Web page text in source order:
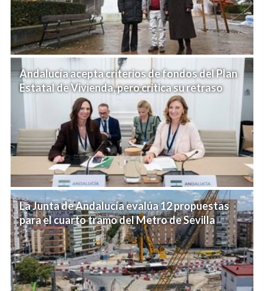
Andalucía acepta criterios de fondos del Plan
Estatal de Vivienda, pero critica su retraso
La Junta de Andalucía evalúa 12 propuestas
para el cuarto tramo del Metro de Sevilla